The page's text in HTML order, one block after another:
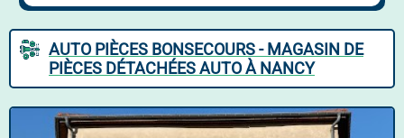
AUTO PIÈCES BONSECOURS - MAGASIN DE
PIÈCES DÉTACHÉES AUTO À NANCY